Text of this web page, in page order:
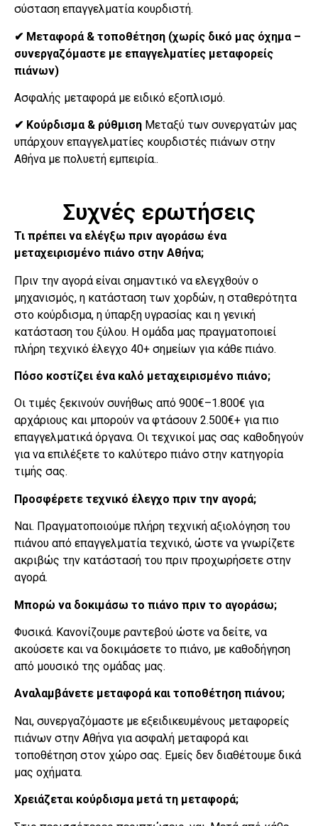
σύσταση επαγγελματία κουρδιστή.
✔ Μεταφορά & τοποθέτηση (χωρίς δικό μας όχημα –
συνεργαζόμαστε με επαγγελματίες μεταφορείς
πιάνων)
Ασφαλής μεταφορά με ειδικό εξοπλισμό.
✔ Κούρδισμα & ρύθμιση Μεταξύ των συνεργατών μας
υπάρχουν επαγγελματίες κουρδιστές πιάνων στην
Αθήνα με πολυετή εμπειρία..
Συχνές ερωτήσεις
Τι πρέπει να ελέγξω πριν αγοράσω ένα
μεταχειρισμένο πιάνο στην Αθήνα;
Πριν την αγορά είναι σημαντικό να ελεγχθούν ο
μηχανισμός, η κατάσταση των χορδών, η σταθερότητα
στο κούρδισμα, η ύπαρξη υγρασίας και η γενική
κατάσταση του ξύλου. Η ομάδα μας πραγματοποιεί
πλήρη τεχνικό έλεγχο 40+ σημείων για κάθε πιάνο.
Πόσο κοστίζει ένα καλό μεταχειρισμένο πιάνο;
Οι τιμές ξεκινούν συνήθως από 900€–1.800€ για
αρχάριους και μπορούν να φτάσουν 2.500€+ για πιο
επαγγελματικά όργανα. Οι τεχνικοί μας σας καθοδηγούν
για να επιλέξετε το καλύτερο πιάνο στην κατηγορία
τιμής σας.
Προσφέρετε τεχνικό έλεγχο πριν την αγορά;
Ναι. Πραγματοποιούμε πλήρη τεχνική αξιολόγηση του
πιάνου από επαγγελματία τεχνικό, ώστε να γνωρίζετε
ακριβώς την κατάστασή του πριν προχωρήσετε στην
αγορά.
Μπορώ να δοκιμάσω το πιάνο πριν το αγοράσω;
Φυσικά. Κανονίζουμε ραντεβού ώστε να δείτε, να
ακούσετε και να δοκιμάσετε το πιάνο, με καθοδήγηση
από μουσικό της ομάδας μας.
Αναλαμβάνετε μεταφορά και τοποθέτηση πιάνου;
Ναι, συνεργαζόμαστε με εξειδικευμένους μεταφορείς
πιάνων στην Αθήνα για ασφαλή μεταφορά και
τοποθέτηση στον χώρο σας. Εμείς δεν διαθέτουμε δικά
μας οχήματα.
Χρειάζεται κούρδισμα μετά τη μεταφορά;